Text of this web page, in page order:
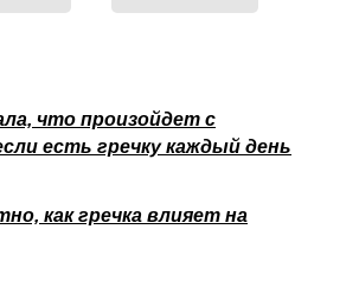
что произойдет с
есть гречку каждый день
как гречка влияет на